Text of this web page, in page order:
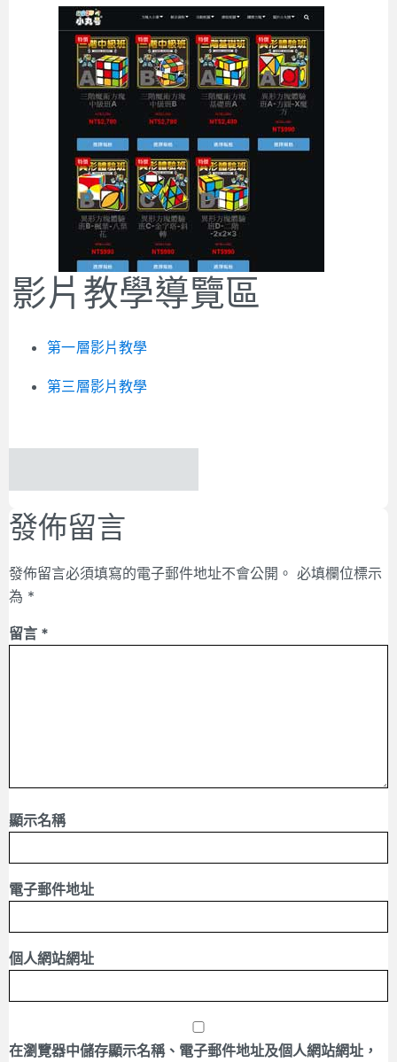
影片教學導覽區
第一層影片教學
第三層影片教學
發佈留言
發佈留言必須填寫的電子郵件地址不會公開。 必填欄位標示
為 *
留言 *
顯示名稱
電子郵件地址
個人網站網址
在瀏覽器中儲存顯示名稱、電子郵件地址及個人網站網址，